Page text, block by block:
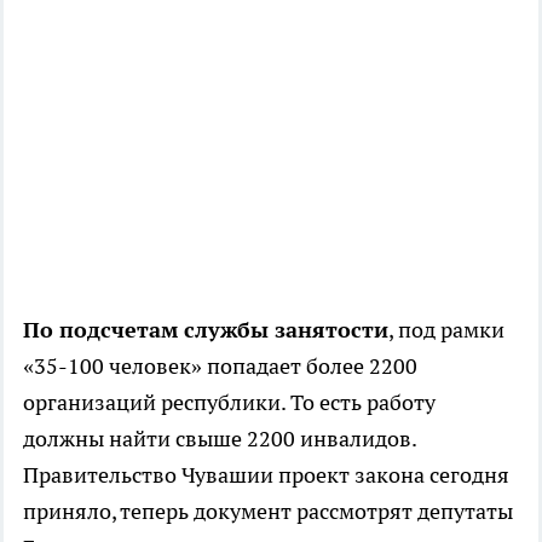
По подсчетам службы занятости, под рамки
«35-100 человек» попадает более 2200
организаций республики. То есть работу
должны найти свыше 2200 инвалидов.
Правительство Чувашии проект закона сегодня
приняло, теперь документ рассмотрят депутаты